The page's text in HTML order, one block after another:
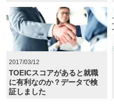
2017/03/12
TOEICスコアがあると就職
に有利なのか？データで検
証しました